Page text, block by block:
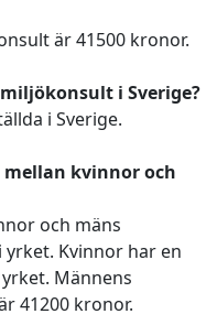
är 41500 kronor.
i Sverige?
i Sverige.
kvinnor och
och mäns
Kvinnor har en
Männens
41200 kronor.